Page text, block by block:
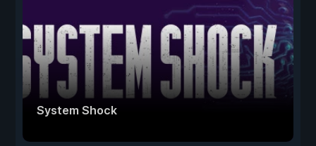
System Shock